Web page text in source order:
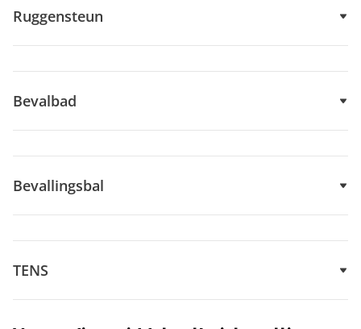
Ruggensteun
Bevalbad
Bevallingsbal
TENS